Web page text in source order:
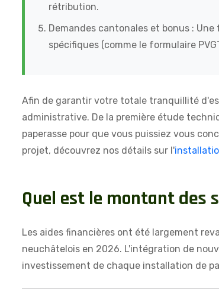
rétribution.
Demandes cantonales et bonus :
spécifiques (comme le formulaire
Afin de garantir votre totale tranquillité
administrative. De la première étude
paperasse pour que vous puissiez vous
projet, découvrez nos détails sur l'
Quel est le montantdess
Les aides financières ont été largement
neuchâtelois en 2026. L'intégration de
investissement de chaque installation de